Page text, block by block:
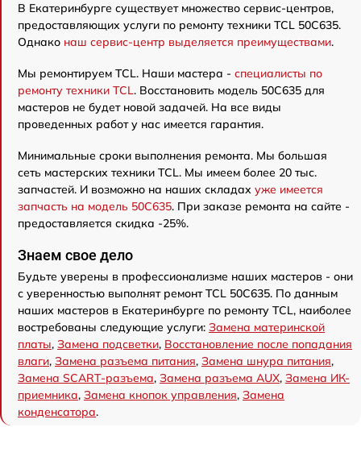
В Екатеринбурге существует множество сервис-центров,
предоставляющих услуги по ремонту техники TCL 50C635.
Однако наш сервис-центр выделяется преимуществами.
Мы ремонтируем TCL. Наши мастера - специалисты по
ремонту техники TCL. Восстановить модель 50C635 для
мастеров не будет новой задачей. На все виды
проведенных работ у нас имеется гарантия.
Минимальные сроки выполнения ремонта. Мы большая
сеть мастерских техники TCL. Мы имеем более 20 тыс.
запчастей. И возможно на наших складах уже имеется
запчасть на модель 50C635. При заказе ремонта на сайте -
предоставляется скидка -25%.
Знаем свое дело
Будьте уверены в профессионализме наших мастеров - они
с уверенностью выполнят ремонт TCL 50C635. По данным
наших мастеров в Екатеринбурге по ремонту TCL, наиболее
востребованы следующие услуги: Замена материнской
платы, Замена подсветки, Восстановление после попадания
влаги, Замена разъема питания, Замена шнура питания,
Замена SCART-разъема, Замена разъема AUX, Замена ИК-
приемника, Замена кнопок управления, Замена
конденсатора.